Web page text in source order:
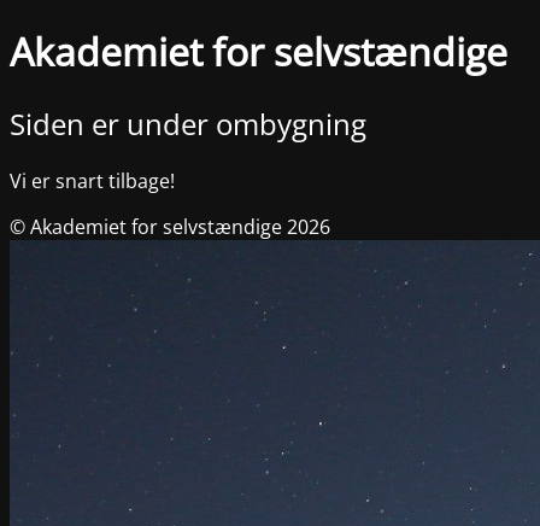
Akademiet for selvstændige
Siden er under ombygning
Vi er snart tilbage!
© Akademiet for selvstændige 2026